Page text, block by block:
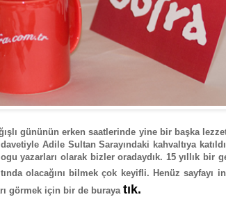
gününün erken saatlerinde yine bir başka
Adile Sultan Sarayındaki kahvaltıya
yazarları olarak bizler oradaydık. 15 yıllık
olacağını bilmek çok keyifli. Henüz sayfayı
görmek için bir de buraya tık.